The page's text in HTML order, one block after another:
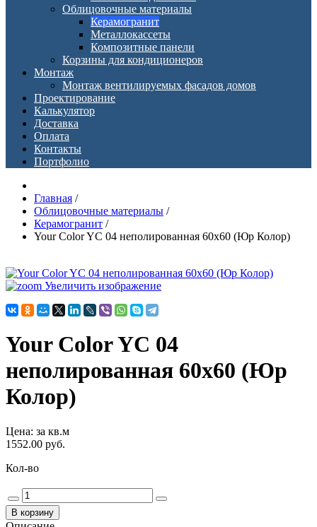
Облицовочные материалы
Керамогранит
Металлокассеты
Композитные панели
Корзины для кондиционеров
Монтаж
Монтаж вентилируемых фасадов домов
Проектирование
Калькулятор
Доставка
Оплата
Контакты
Портфолио
Главная /
Облицовочные материалы /
Керамогранит /
Your Color YC 04 неполированная 60х60 (Юр Колор)
Увеличить изображение
Your Color YC 04
неполированная 60х60 (Юр
Колор)
Цена: за кв.м
1552.00 руб.
Кол-во